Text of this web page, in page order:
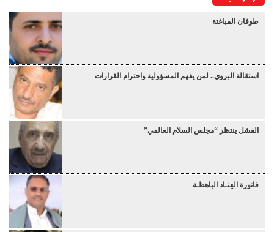
طوفان المباغتة
استقالة البروي.. لمن يفهم المسؤولية واحترام القرارات
الفشل ينتظر “مجلس السلام العالمي”
فاتورة العِنـاد الباهظـة